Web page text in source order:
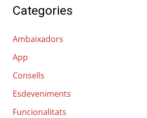
r
a
:
Categories
Ambaixadors
App
Consells
Esdeveniments
Funcionalitats